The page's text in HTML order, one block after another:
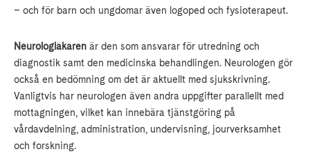
– och för barn och ungdomar även logoped och fysioterapeut.
Neurologläkaren är den som ansvarar för utredning och
diagnostik samt den medicinska behandlingen. Neurologen gör
också en bedömning om det är aktuellt med sjukskrivning.
Vanligtvis har neurologen även andra uppgifter parallellt med
mottagningen, vilket kan innebära tjänstgöring på
vårdavdelning, administration, undervisning, jourverksamhet
och forskning.